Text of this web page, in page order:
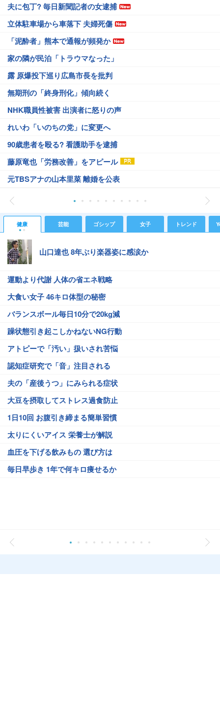
夫に包丁? 毎日新聞記者の女逮捕
立体駐車場から車落下 夫婦死傷
「泥酔者」熊本で通報が頻発か
家の隣が民泊「トラウマなった」
露 原爆投下巡り広島市長を批判
無期刑の「終身刑化」傾向続く
NHK職員性被害 出演者に怒りの声
れいわ「いのちの党」に変更へ
90歳患者を殴る? 看護助手を逮捕
藤原竜也「労務改善」をアピール
元TBSアナの山本里菜 離婚を公表
健康 芸能 ゴシップ 女子 トレンド
山口達也 8年ぶり楽器姿に感涙か
運動より代謝 人体の省エネ戦略
大食い女子 46キロ体型の秘密
バランスボール毎日10分で20kg減
躁状態引き起こしかねないNG行動
アトピーで「汚い」扱いされ苦悩
認知症研究で「音」注目される
夫の「産後うつ」にみられる症状
大豆を摂取してストレス過食防止
1日10回 お腹引き締まる簡単習慣
太りにくいアイス 栄養士が解説
血圧を下げる飲みもの 選び方は
毎日早歩き 1年で何キロ痩せるか